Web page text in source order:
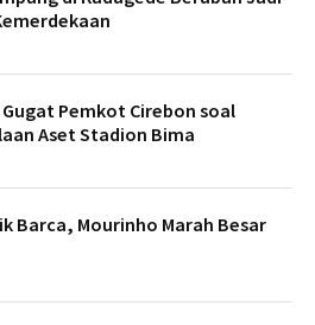
Gugat Pemkot Cirebon soal
Aset Stadion Bima
Barca, Mourinho Marah Besar